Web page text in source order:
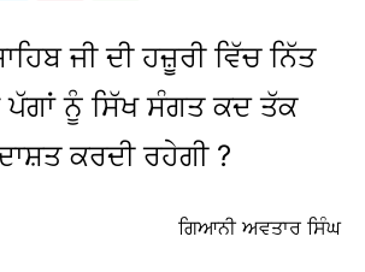
ਜੀ ਦੀ ਹਜ਼ੂਰੀ ਵਿੱਚ ਨਿੱਤ
ਨੂੰ ਸਿੱਖ ਸੰਗਤ ਕਦ ਤੱਕ
ਕਰਦੀ ਰਹੇਗੀ ?
ਗਿਆਨੀ ਅਵਤਾਰ ਸਿੰਘ